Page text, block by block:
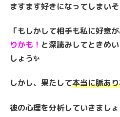
ますます好きになってしまい
「もしかして相手も私に好意
りかも！ と深読みしてときめ
しょう✨
しかし、果たして本当に脈あ
彼の心理を分析していきまし